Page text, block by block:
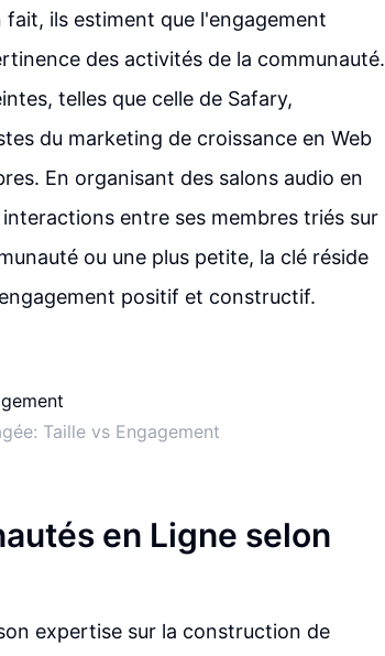
ils estiment que l'engagement
des activités de la communauté.
telles que celle de Safary,
du marketing de croissance en Web
En organisant des salons audio en
entre ses membres triés sur
ou une plus petite, la clé réside
positif et constructif.
Taille vs Engagement
en Ligne selon
expertise sur la construction de